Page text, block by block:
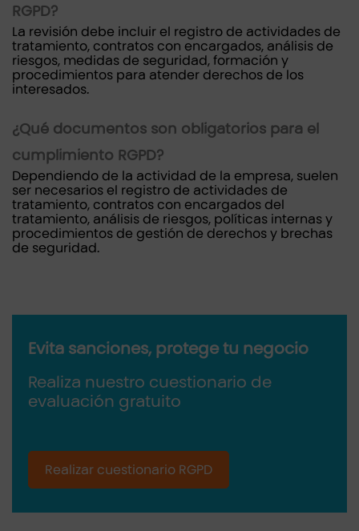
RGPD?
La revisión debe incluir el registro de actividades de
tratamiento, contratos con encargados, análisis de
riesgos, medidas de seguridad, formación y
procedimientos para atender derechos de los
interesados.
¿Qué documentos son obligatorios para el
cumplimiento RGPD?
Dependiendo de la actividad de la empresa, suelen
ser necesarios el registro de actividades de
tratamiento, contratos con encargados del
tratamiento, análisis de riesgos, políticas internas y
procedimientos de gestión de derechos y brechas
de seguridad.
Evita sanciones, protege tu negocio
Realiza nuestro cuestionario de
evaluación gratuito
Realizar cuestionario RGPD